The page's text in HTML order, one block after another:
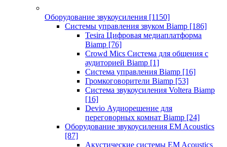
Оборудование звукоусиления [1150]
Системы управления звуком Biamp [186]
Tesira Цифровая медиаплатформа
Biamp [76]
Crowd Mics Система для общения с
аудиторией Biamp [1]
Система управления Biamp [16]
Громкоговорители Biamp [53]
Система звукоусиления Voltera Biamp
[16]
Devio Аудиорешение для
переговорных комнат Biamp [24]
Оборудование звукоусиления EM Acoustics
[87]
Акустические системы EM Acoustics